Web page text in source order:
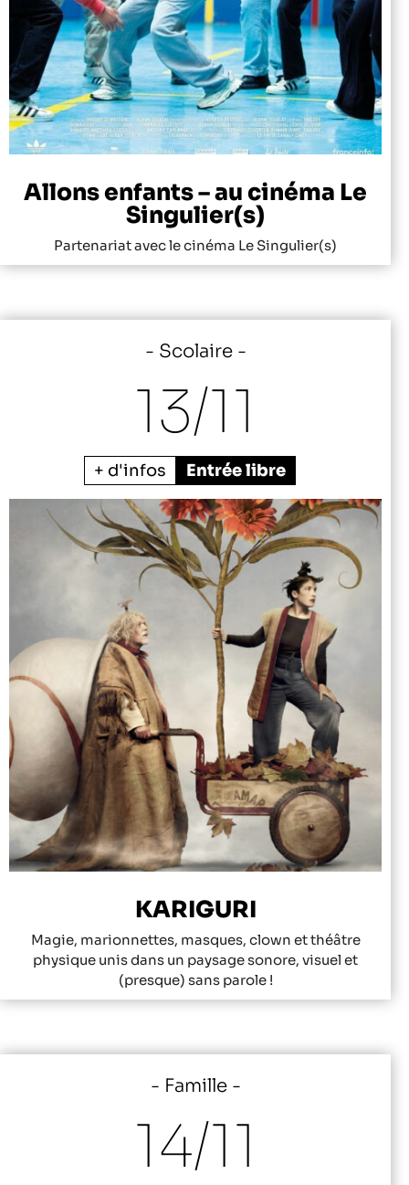
Allons enfants – au cinéma Le
Singulier(s)
Partenariat avec le cinéma Le Singulier(s)
Scolaire
13/11
+ d'infos Entrée libre
KARIGURI
Magie, marionnettes, masques, clown et théâtre
physique unis dans un paysage sonore, visuel et
(presque) sans parole !
Famille
14/11